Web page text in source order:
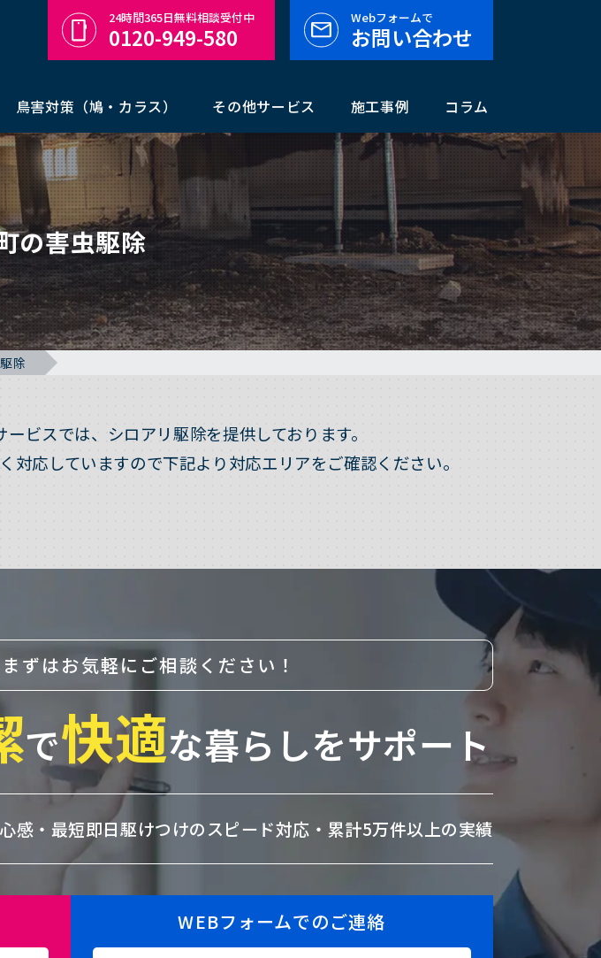
鳥害対策（鳩・カラス） その他サービス 施工事例 コラム
24時間365日無料相談受付中
0120-949-580
Webフォームで
お問い合わせ
の害虫駆除
除
ビスでは、シロアリ駆除を提供しております。
応していますので下記より対応エリアをご確認ください。
まずはお気軽にご相談ください！
で快適な暮らしをサポート
感・ 最短即日駆けつけのスピード対応・ 累計5万件以上の実績
WEBフォームでのご連絡